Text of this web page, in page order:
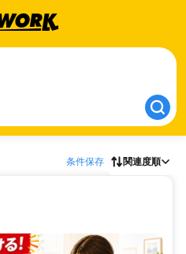
条件保存 関連度順